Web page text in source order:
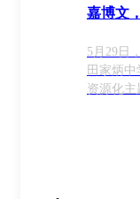
嘉博文
5月29日
田家炳
资源化主